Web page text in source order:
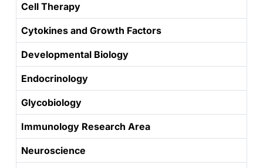
Cell Therapy
Cytokines and Growth Factors
Developmental Biology
Endocrinology
Glycobiology
Immunology Research Area
Neuroscience